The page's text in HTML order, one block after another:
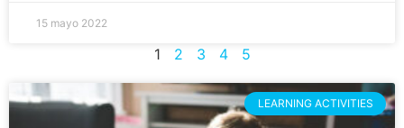
15 mayo 2022
1 2 3 4 5
LEARNING ACTIVITIES